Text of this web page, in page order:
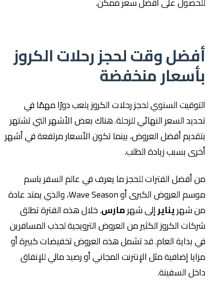
أفضل وقت لحجز رحلات الكروز
بأسعار منخفضة
التوقيت السنوي لحجز رحلات الكروز يلعب دورًا مهمًا في
تحديد السعر النهائي للرحلة. هناك بعض الأشهر التي تشتهر
بتقديم أفضل العروض، بينما تكون الأسعار مرتفعة في أشهر
أخرى بسبب زيادة الطلب.
من أفضل الفترات للحجز ما يعرف في عالم السفر باسم
موسم العروض الكبرى أو Wave Season، والذي يمتد عادة
من شهرينايرإلى شهرمارس. خلال هذه الفترة تطلق
شركات الكروز الكثير من العروض الترويجية لجذب المسافرين
في بداية العام. قد تشمل هذه العروض تخفيضات كبيرة أو
مزايا إضافية مثل الإنترنت المجاني أو رصيد مالي للإنفاق
داخل السفينة.